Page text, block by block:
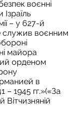
воєнні
Ізраїль
– у 627-й
служив воєнним
майора
орденом
в
1945 гг.»(«За